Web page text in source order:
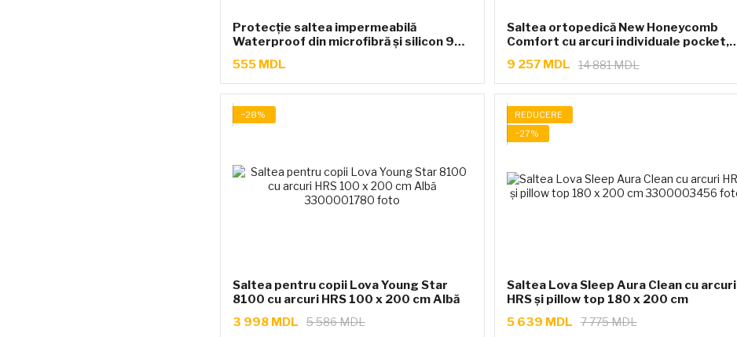
Protecție saltea impermeabilă
Waterproof din microfibră și silicon 90
555 MDL
Saltea ortopedică New Honeycomb
Comfort cu arcuri individuale pocket,
14 881 MDL
9 257 MDL
−28%
Saltea pentru copii Lova Young Star
8100 cu arcuri HRS 100 x 200 cm Albă
5 586 MDL
3 998 MDL
REDUCERE
−27%
Saltea Lova Sleep Aura Clean cu arcuri
HRS și pillow top 180 x 200 cm
7 775 MDL
5 639 MDL